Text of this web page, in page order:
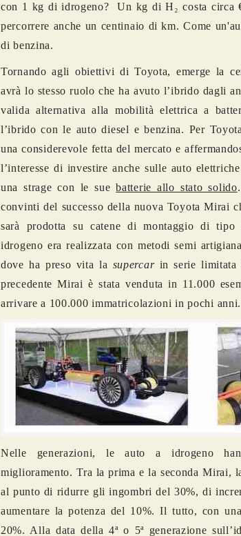
con 1 kg di idrogeno? Un kg di H₂ costa circa
percorrere anche un centinaio di km. Come
di benzina.
Tornando agli obiettivi di Toyota, emerge la
avrà lo stesso ruolo che ha avuto l’ibrido dagli
valida alternativa alla mobilità elettrica a
l’ibrido con le auto diesel e benzina. Per
una considerevole fetta del mercato e
l’interesse di investire anche sulle auto
una strage con le suebatterie allo stato solido
convinti del successo della nuova Toyota Mirai
sarà prodotta su catene di montaggio di
idrogeno era realizzata con metodi semi
dove ha preso vita la supercarin serie limitata
precedente Mirai è stata venduta in 11.000
arrivare a 100.000 immatricolazioni in pochi anni.
Nelle generazioni, le auto a idrogeno
miglioramento. Tra la prima e la seconda Mirai,
al punto di ridurre gli ingombri del 30%, di
aumentare la potenza del 10%. Il tutto, con
20%. Alla data della 4ª o 5ª generazione